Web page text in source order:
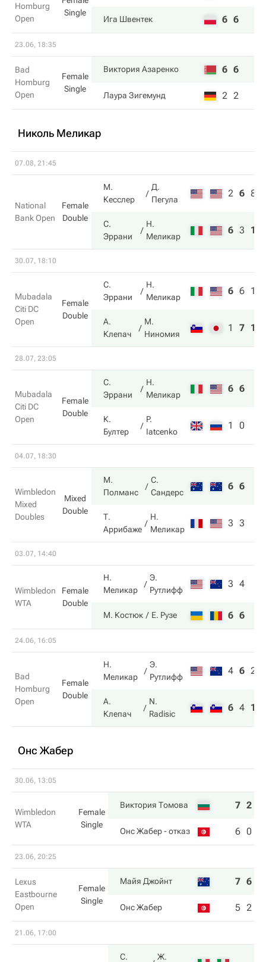
Homburg
Open
Single
Ига Швентек 6 6
23.06, 18:35
Bad
Homburg
Open
Female
Single
Виктория Азаренко 6 6
Лаура Зигемунд 2 2
Николь Меликар
07.08, 21:45
National
Bank Open
Female
Double
М.
Кесслер
Д.
Пегула
2 6 8
С.
Эррани
Н.
Меликар
6 3 10
30.07, 18:10
Mubadala
Citi DC
Open
Female
Double
С.
Эррани
Н.
Меликар
6 6 10
А.
Клепач
М.
Ниномия
1 7 12
28.07, 23:05
Mubadala
Citi DC
Open
Female
Double
С.
Эррани
Н.
Меликар
6 6
К.
Бултер
P.
Iatcenko
1 0
04.07, 18:30
Wimbledon
Mixed
Doubles
Mixed
Double
М.
Полманс
С.
Сандерс
6 6
Т.
Аррибаже
Н.
Меликар
3 3
03.07, 14:40
Wimbledon
WTA
Female
Double
Н.
Меликар
Э.
Рутлифф
3 4
М. Костюк Е. Рузе 6 6
24.06, 16:05
Bad
Homburg
Open
Female
Double
Н.
Меликар
Э.
Рутлифф
4 6 2
А.
Клепач
N.
Radisic
6 4 10
Онс Жабер
30.06, 13:05
Wimbledon
WTA
Female
Single
Виктория Томова 7 2
Онс Жабер- отказ 6 0
23.06, 20:25
Lexus
Eastbourne
Open
Female
Single
Майя Джойнт 7 6
Онс Жабер 5 2
21.06, 17:00
С.
Ж.